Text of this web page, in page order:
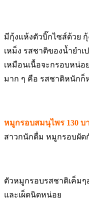
มีกุ้งแห้งตัวบิ๊กไซส์ด้วย กุ้
เหม็ง รสชาติของน้ำยำเ
เหมือนเนื้อจะกรอบหน่อ
มาก ๆ คือ รสชาติหนักก็
หมูกรอบสมนุไพร 130 บ
สาวกนักดื่ม หมูกรอบผัด
ตัวหมูกรอบรสชาติเค็มๆ
และเผ็ดนิดหน่อย